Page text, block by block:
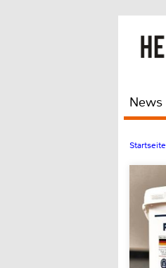
News
Startseite